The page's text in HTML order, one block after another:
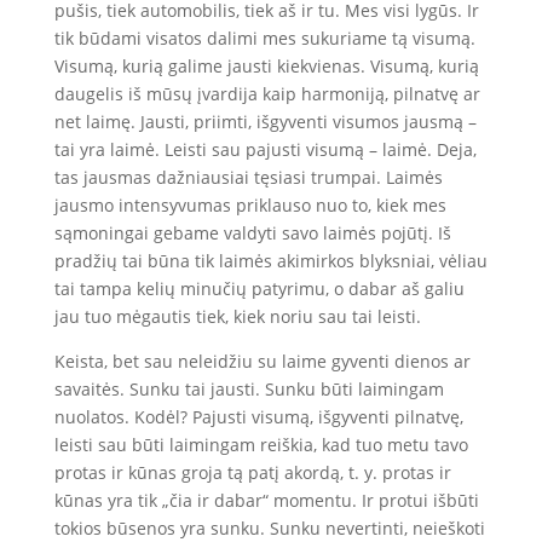
pušis, tiek automobilis, tiek aš ir tu. Mes visi lygūs. Ir
tik būdami visatos dalimi mes sukuriame tą visumą.
Visumą, kurią galime jausti kiekvienas. Visumą, kurią
daugelis iš mūsų įvardija kaip harmoniją, pilnatvę ar
net laimę. Jausti, priimti, išgyventi visumos jausmą –
tai yra laimė. Leisti sau pajusti visumą – laimė. Deja,
tas jausmas dažniausiai tęsiasi trumpai. Laimės
jausmo intensyvumas priklauso nuo to, kiek mes
sąmoningai gebame valdyti savo laimės pojūtį. Iš
pradžių tai būna tik laimės akimirkos blyksniai, vėliau
tai tampa kelių minučių patyrimu, o dabar aš galiu
jau tuo mėgautis tiek, kiek noriu sau tai leisti.
Keista, bet sau neleidžiu su laime gyventi dienos ar
savaitės. Sunku tai jausti. Sunku būti laimingam
nuolatos. Kodėl? Pajusti visumą, išgyventi pilnatvę,
leisti sau būti laimingam reiškia, kad tuo metu tavo
protas ir kūnas groja tą patį akordą, t. y. protas ir
kūnas yra tik „čia ir dabar“ momentu. Ir protui išbūti
tokios būsenos yra sunku. Sunku nevertinti, neieškoti